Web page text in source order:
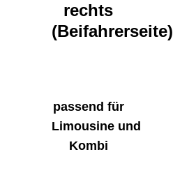
rechts
(Beifahrerseite)
passend für
Limousine und
Kombi